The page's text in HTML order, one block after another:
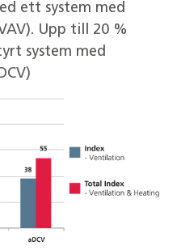
ett system med
Upp till 20 %
system med